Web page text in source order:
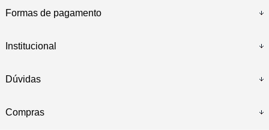
Formas de pagamento
Institucional
Dúvidas
Compras